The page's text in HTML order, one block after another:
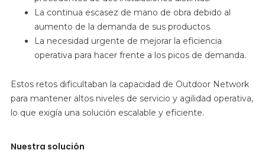
La continua escasez de mano de obra debido al
aumento de la demanda de sus productos.
La necesidad urgente de mejorar la eficiencia
operativa para hacer frente a los picos de demanda.
Estos retos dificultaban la capacidad de Outdoor Network
para mantener altos niveles de servicio y agilidad operativa,
lo que exigía una solución escalable y eficiente.
Nuestra solución